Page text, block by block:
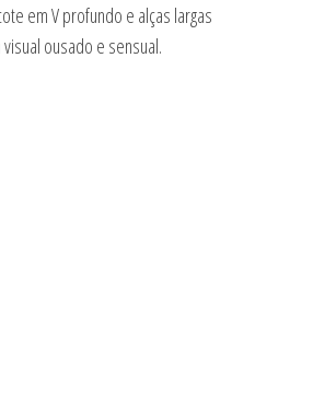
em V profundo e alças largas
ousado e sensual.